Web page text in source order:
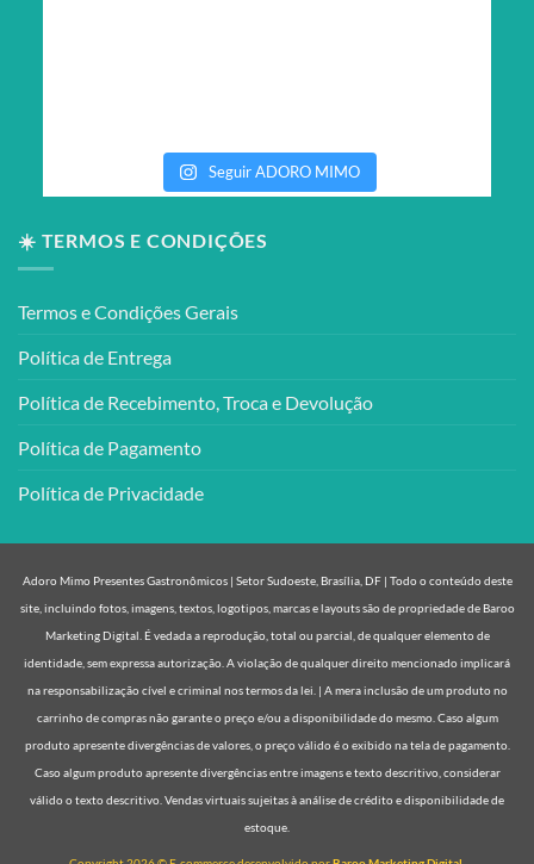
Seguir ADORO MIMO
☀️ TERMOS E CONDIÇÕES
Termos e Condições Gerais
Política de Entrega
Política de Recebimento, Troca e Devolução
Política de Pagamento
Política de Privacidade
Adoro Mimo Presentes Gastronômicos | Setor Sudoeste, Brasília, DF | Todo o conteúdo deste
site, incluindo fotos, imagens, textos, logotipos, marcas e layouts são de propriedade de Baroo
Marketing Digital. É vedada a reprodução, total ou parcial, de qualquer elemento de
identidade, sem expressa autorização. A violação de qualquer direito mencionado implicará
na responsabilização cível e criminal nos termos da lei. | A mera inclusão de um produto no
carrinho de compras não garante o preço e/ou a disponibilidade do mesmo. Caso algum
produto apresente divergências de valores, o preço válido é o exibido na tela de pagamento.
Caso algum produto apresente divergências entre imagens e texto descritivo, considerar
válido o texto descritivo. Vendas virtuais sujeitas à análise de crédito e disponibilidade de
estoque.